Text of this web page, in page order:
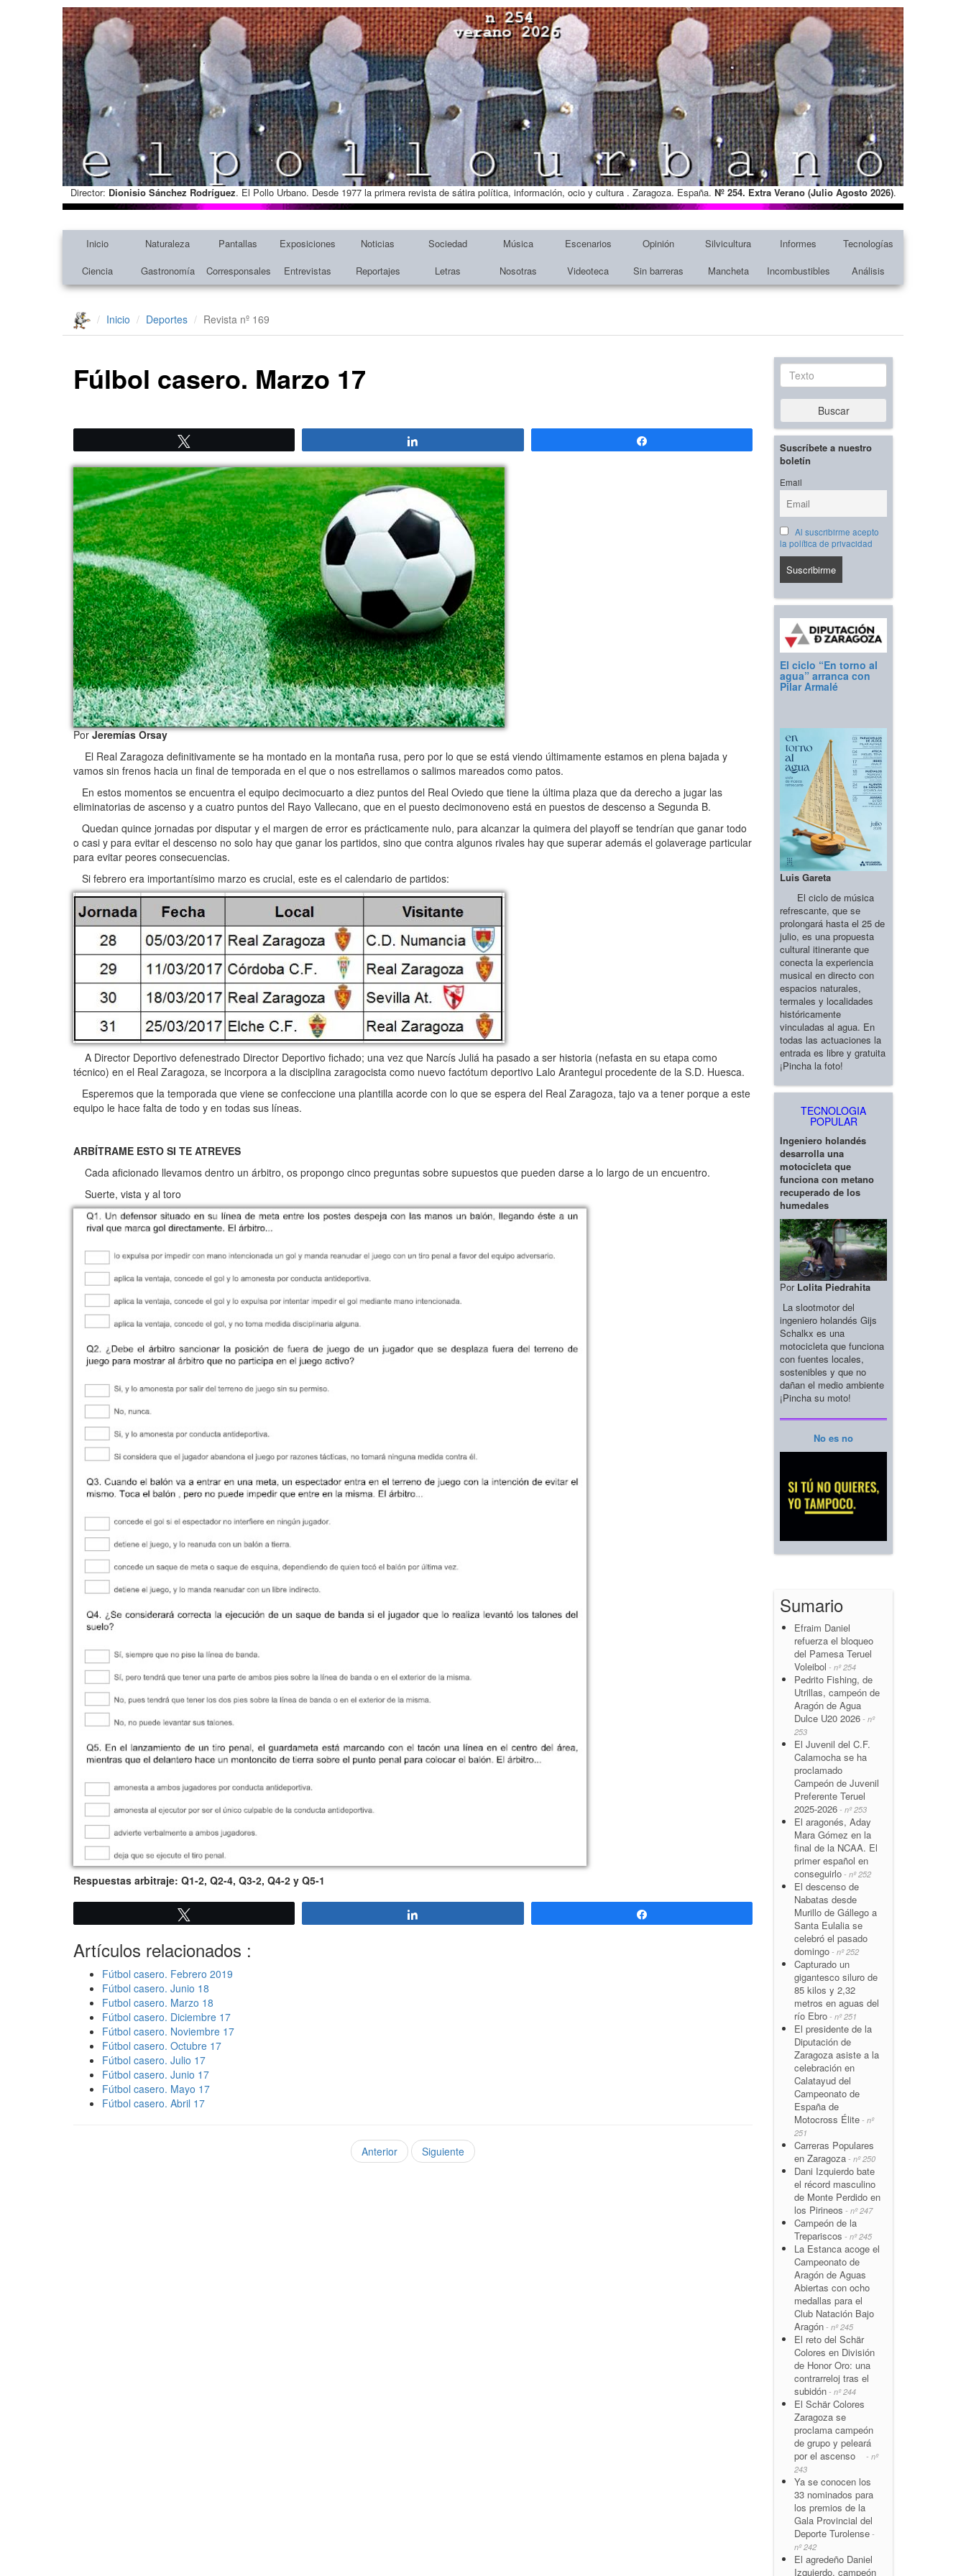
Director: Dionisio Sánchez Rodríguez. El Pollo Urbano. Desde 1977 la primera revista de sátira política, información, ocio y cultura . Zaragoza. España. Nº 254. Extra Verano (Julio Agosto 2026).
Inicio Naturaleza Pantallas Exposiciones Noticias Sociedad Música Escenarios Opinión Silvicultura Informes
Tecnologías
Ciencia
Gastronomía Corresponsales Entrevistas Reportajes Letras Nosotras Videoteca Sin barreras Mancheta Incombustibles Análisis
Inicio Deportes Revista nº 169
Fúlbol casero. Marzo 17
PorJeremías Orsay
El Real Zaragoza definitivamente se ha montado en la montaña rusa, pero por lo que se está viendo últimamente estamos en plena bajada y
vamos sin frenos hacia un final de temporada en el que o nos estrellamos o salimos mareados como patos.
En estos momentos se encuentra el equipo decimocuarto a diez puntos del Real Oviedo que tiene la última plaza que da derecho a jugar las
eliminatorias de ascenso y a cuatro puntos del Rayo Vallecano, que en el puesto decimonoveno está en puestos de descenso a Segunda B.
Quedan quince jornadas por disputar y el margen de error es prácticamente nulo, para alcanzar la quimera del playoff se tendrían que ganar todo
o casi y para evitar el descenso no solo hay que ganar los partidos, sino que contra algunos rivales hay que superar además el golaverage particular
para evitar peores consecuencias.
Si febrero era importantísimo marzo es crucial, este es el calendario de partidos:
A Director Deportivo defenestrado Director Deportivo fichado; una vez que Narcís Juliá ha pasado a ser historia (nefasta en su etapa como
técnico) en el Real Zaragoza, se incorpora a la disciplina zaragocista como nuevo factótum deportivo Lalo Arantegui procedente de la S.D. Huesca.
Esperemos que la temporada que viene se confeccione una plantilla acorde con lo que se espera del Real Zaragoza, tajo va a tener porque a este
equipo le hace falta de todo y en todas sus líneas.
ARBÍTRAME ESTO SI TE ATREVES
Cada aficionado llevamos dentro un árbitro, os propongo cinco preguntas sobre supuestos que pueden darse a lo largo de un encuentro.
Suerte, vista y al toro
Respuestas arbitraje: Q1-2, Q2-4, Q3-2, Q4-2 y Q5-1
Artículos relacionados :
Fútbol casero. Febrero 2019
Fútbol casero. Junio 18
Futbol casero. Marzo 18
Fútbol casero. Diciembre 17
Fútbol casero. Noviembre 17
Fútbol casero. Octubre 17
Fútbol casero. Julio 17
Fútbol casero. Junio 17
Fútbol casero. Mayo 17
Fútbol casero. Abril 17
Anterior Siguiente
Texto
Buscar
Suscríbete a nuestro
boletín
Email
Al suscribirme acepto
la política de privacidad
El ciclo “En torno al
agua” arranca con
Pilar Armalé
Luis Gareta
El ciclo de música
refrescante, que se
prolongará hasta el 25 de
julio, es una propuesta
cultural itinerante que
conecta la experiencia
musical en directo con
espacios naturales,
termales y localidades
históricamente
vinculadas al agua. En
todas las actuaciones la
entrada es libre y gratuita
¡Pincha la foto!
TECNOLOGIA
POPULAR
Ingeniero holandés
desarrolla una
motocicleta que
funciona con metano
recuperado de los
humedales
Por Lolita Piedrahita
La slootmotor del
ingeniero holandés Gijs
Schalkx es una
motocicleta que funciona
con fuentes locales,
sostenibles y que no
dañan el medio ambiente
¡Pincha su moto!
No es no
Sumario
Efraim Daniel
refuerza el bloqueo
del Pamesa Teruel
Voleibol - nº 254
Pedrito Fishing, de
Utrillas, campeón de
Aragón de Agua
Dulce U20 2026 - nº
253
El Juvenil del C.F.
Calamocha se ha
proclamado
Campeón de Juvenil
Preferente Teruel
2025-2026 - nº 253
El aragonés, Aday
Mara Gómez en la
final de la NCAA. El
primer español en
conseguirlo - nº 252
El descenso de
Nabatas desde
Murillo de Gállego a
Santa Eulalia se
celebró el pasado
domingo - nº 252
Capturado un
gigantesco siluro de
85 kilos y 2,32
metros en aguas del
río Ebro - nº 251
El presidente de la
Diputación de
Zaragoza asiste a la
celebración en
Calatayud del
Campeonato de
España de
Motocross Élite - nº
251
Carreras Populares
en Zaragoza - nº 250
Dani Izquierdo bate
el récord masculino
de Monte Perdido en
los Pirineos - nº 247
Campeón de la
Trepariscos - nº 245
La Estanca acoge el
Campeonato de
Aragón de Aguas
Abiertas con ocho
medallas para el
Club Natación Bajo
Aragón - nº 245
El reto del Schär
Colores en División
de Honor Oro: una
contrarreloj tras el
subidón - nº 244
El Schär Colores
Zaragoza se
proclama campeón
de grupo y peleará
por el ascenso
- nº
243
Ya se conocen los
33 nominados para
los premios de la
Gala Provincial del
Deporte Turolense -
nº 242
El agredeño Daniel
Izquierdo, campeón